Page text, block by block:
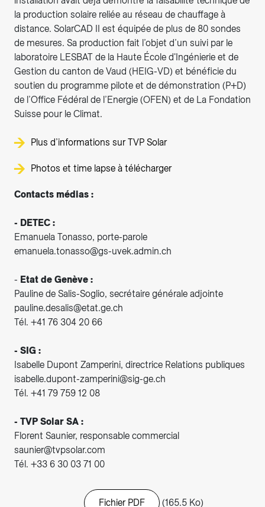
la production solaire reliée au réseau de chauffage à
distance. SolarCAD II est équipée de plus de 80 sondes
de mesures. Sa production fait l’objet d’un suivi par le
laboratoire LESBAT de la Haute École d'Ingénierie et de
Gestion du canton de Vaud (HEIG-VD) et bénéficie du
soutien du programme pilote et de démonstration (P+D)
de l’Office Fédéral de l’Energie (OFEN) et de La Fondation
Suisse pour le Climat.
Plus d’informations sur TVP Solar
Photos et time lapse à télécharger
Contacts médias :
- DETEC :
Emanuela Tonasso, porte-parole
emanuela.tonasso@gs-uvek.admin.ch
- Etat de Genève :
Pauline de Salis-Soglio, secrétaire générale adjointe
pauline.desalis@etat.ge.ch
Tél. +41 76 304 20 66
- SIG :
Isabelle Dupont Zamperini, directrice Relations publiques
isabelle.dupont-zamperini@sig-ge.ch
Tél. +41 79 759 12 08
- TVP Solar SA :
Florent Saunier, responsable commercial
saunier@tvpsolar.com
Tél. +33 6 30 03 71 00
Fichier PDF (165.5 Ko)